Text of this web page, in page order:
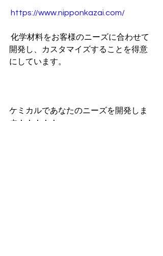
https://www.nipponkazai.com/
開発し、カスタマイズすることを得意
にしています。
ケミカルであなたのニーズを開発しま
す！！！！！